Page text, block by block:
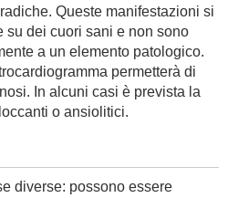
Queste manifestazioni si
su dei cuori sani e non sono
a un elemento patologico.
permetterà di
In alcuni casi è prevista la
o ansiolitici.
diverse: possono essere